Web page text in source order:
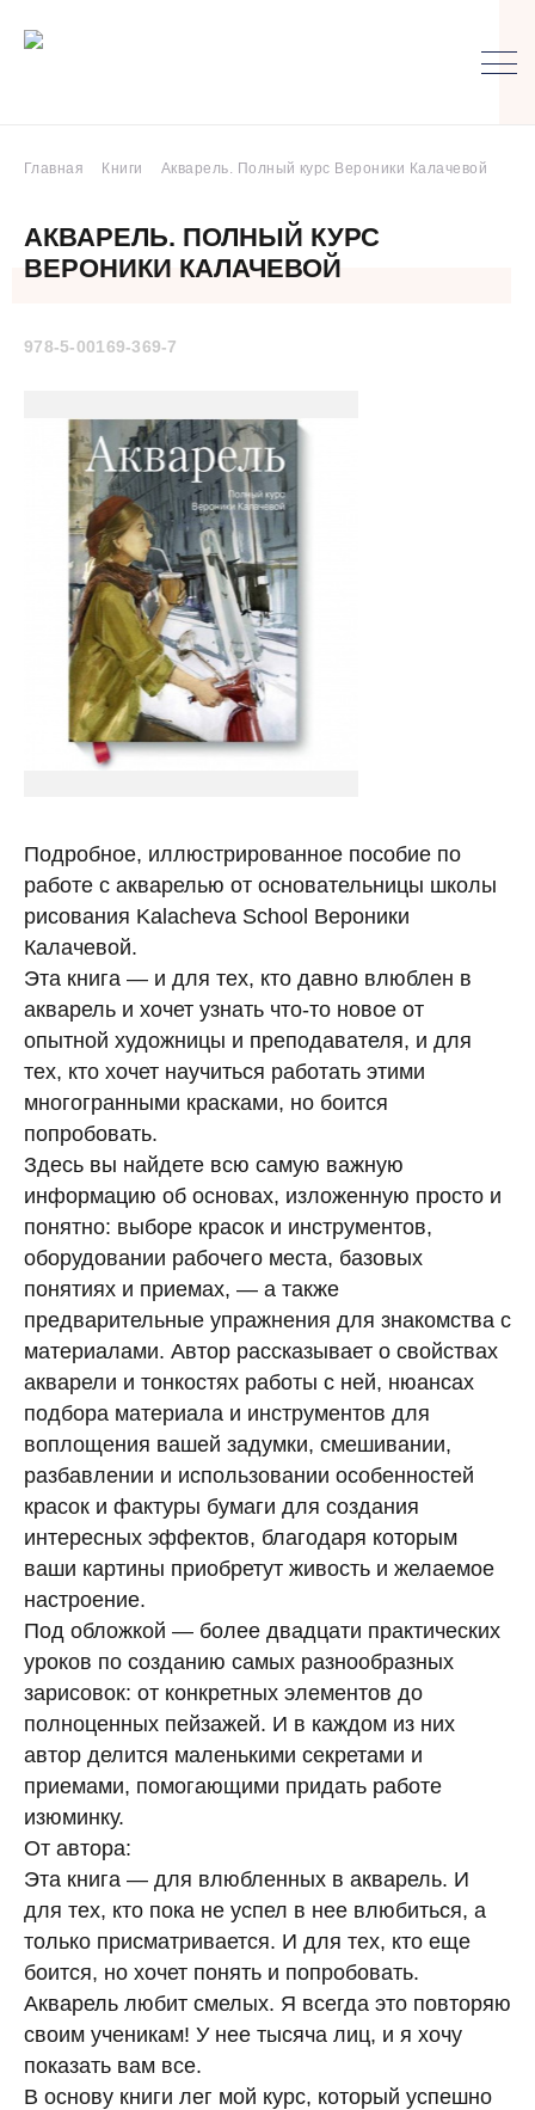
Главная Книги Акварель. Полный курс Вероники Калачевой
АКВАРЕЛЬ. ПОЛНЫЙ КУРС
ВЕРОНИКИ КАЛАЧЕВОЙ
978-5-00169-369-7
Подробное, иллюстрированное пособие по
работе с акварелью от основательницы школы
рисования Kalacheva School Вероники
Калачевой.
Эта книга — и для тех, кто давно влюблен в
акварель и хочет узнать что-то новое от
опытной художницы и преподавателя, и для
тех, кто хочет научиться работать этими
многогранными красками, но боится
попробовать.
Здесь вы найдете всю самую важную
информацию об основах, изложенную просто и
понятно: выборе красок и инструментов,
оборудовании рабочего места, базовых
понятиях и приемах, — а также
предварительные упражнения для знакомства с
материалами. Автор рассказывает о свойствах
акварели и тонкостях работы с ней, нюансах
подбора материала и инструментов для
воплощения вашей задумки, смешивании,
разбавлении и использовании особенностей
красок и фактуры бумаги для создания
интересных эффектов, благодаря которым
ваши картины приобретут живость и желаемое
настроение.
Под обложкой — более двадцати практических
уроков по созданию самых разнообразных
зарисовок: от конкретных элементов до
полноценных пейзажей. И в каждом из них
автор делится маленькими секретами и
приемами, помогающими придать работе
изюминку.
От автора:
Эта книга — для влюбленных в акварель. И
для тех, кто пока не успел в нее влюбиться, а
только присматривается. И для тех, кто еще
боится, но хочет понять и попробовать.
Акварель любит смелых. Я всегда это повторяю
своим ученикам! У нее тысяча лиц, и я хочу
показать вам все.
В основу книги лег мой курс, который успешно